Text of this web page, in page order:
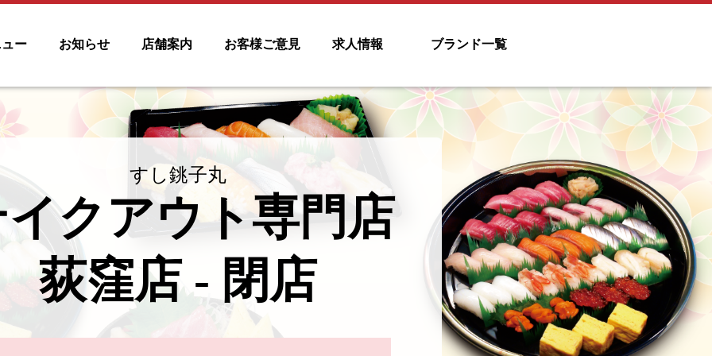
ー お知らせ 店舗案内 お客様ご意見 求人情報 ブランド一覧
すし銚子丸
クアウト専門店
荻窪店 - 閉店